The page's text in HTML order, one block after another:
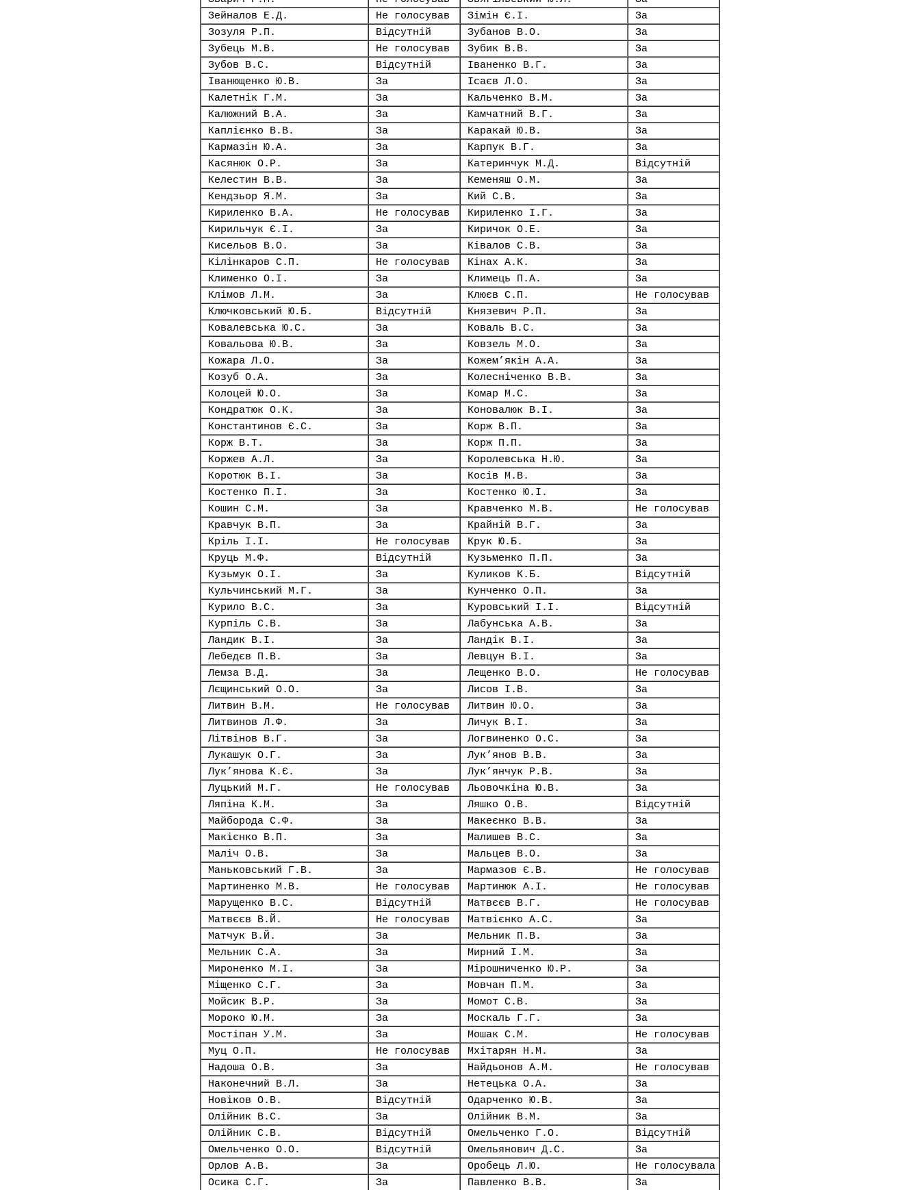
Зейналов Е.Д.
Не голосував Зімін Є.І.
За
Зозуля Р.П.
Відсутній Зубанов В.О.
За
Зубець М.В.
Не голосував Зубик В.В.
За
Зубов В.С.
Відсутній Іваненко В.Г.
За
Іванющенко Ю.В.
За Ісаєв Л.О.
За
Калетнік Г.М.
За Кальченко В.М.
За
Калюжний В.А.
За Камчатний В.Г.
За
Каплієнко В.В.
За Каракай Ю.В.
За
Кармазін Ю.А.
За Карпук В.Г.
За
Касянюк О.Р.
За Катеринчук М.Д.
Відсутній
Келестин В.В.
За Кеменяш О.М.
За
Кендзьор Я.М.
За Кий С.В.
За
Кириленко В.А.
Не голосував Кириленко І.Г.
За
Кирильчук Є.І.
За Киричок О.Е.
За
Кисельов В.О.
За Ківалов С.В.
За
Кілінкаров С.П.
Не голосував Кінах А.К.
За
Клименко О.І.
За Климець П.А.
За
Клімов Л.М.
За Клюєв С.П.
Не голосував
Ключковський Ю.Б.
Відсутній Князевич Р.П.
За
Ковалевська Ю.С.
За Коваль В.С.
За
Ковальова Ю.В.
За Ковзель М.О.
За
Кожара Л.О.
За Кожем’якін А.А.
За
Козуб О.А.
За Колесніченко В.В.
За
Колоцей Ю.О.
За Комар М.С.
За
Кондратюк О.К.
За Коновалюк В.І.
За
Константинов Є.С.
За Корж В.П.
За
Корж В.Т.
За Корж П.П.
За
Коржев А.Л.
За Королевська Н.Ю.
За
Коротюк В.І.
За Косів М.В.
За
Костенко П.І.
За Костенко Ю.І.
За
Кошин С.М.
За Кравченко М.В.
Не голосував
Кравчук В.П.
За Крайній В.Г.
За
Кріль І.І.
Не голосував Крук Ю.Б.
За
Круць М.Ф.
Відсутній Кузьменко П.П.
За
Кузьмук О.І.
За Куликов К.Б.
Відсутній
Кульчинський М.Г.
За Кунченко О.П.
За
Курило В.С.
За Куровський І.І.
Відсутній
Курпіль С.В.
За Лабунська А.В.
За
Ландик В.І.
За Ландік В.І.
За
Лебедєв П.В.
За Левцун В.І.
За
Лемза В.Д.
За Лещенко В.О.
Не голосував
Лєщинський О.О.
За Лисов І.В.
За
Литвин В.М.
Не голосував Литвин Ю.О.
За
Литвинов Л.Ф.
За Личук В.І.
За
Літвінов В.Г.
За Логвиненко О.С.
За
Лукашук О.Г.
За Лук’янов В.В.
За
Лук’янова К.Є.
За Лук’янчук Р.В.
За
Луцький М.Г.
Не голосував Льовочкіна Ю.В.
За
Ляпіна К.М.
За Ляшко О.В.
Відсутній
Майборода С.Ф.
За Макеєнко В.В.
За
Макієнко В.П.
За Малишев В.С.
За
Маліч О.В.
За Мальцев В.О.
За
Маньковський Г.В.
За Мармазов Є.В.
Не голосував
Мартиненко М.В.
Не голосував Мартинюк А.І.
Не голосував
Марущенко В.С.
Відсутній Матвєєв В.Г.
Не голосував
Матвєєв В.Й.
Не голосував Матвієнко А.С.
За
Матчук В.Й.
За Мельник П.В.
За
Мельник С.А.
За Мирний І.М.
За
Мироненко М.І.
За Мірошниченко Ю.Р.
За
Міщенко С.Г.
За Мовчан П.М.
За
Мойсик В.Р.
За Момот С.В.
За
Мороко Ю.М.
За Москаль Г.Г.
За
Мостіпан У.М.
За Мошак С.М.
Не голосував
Муц О.П.
Не голосував Мхітарян Н.М.
За
Надоша О.В.
За Найдьонов А.М.
Не голосував
Наконечний В.Л.
За Нетецька О.А.
За
Новіков О.В.
Відсутній Одарченко Ю.В.
За
Олійник В.С.
За Олійник В.М.
За
Олійник С.В.
Відсутній Омельченко Г.О.
Відсутній
Омельченко О.О.
Відсутній Омельянович Д.С.
За
Орлов А.В.
За Оробець Л.Ю.
Не голосувала
Осика С.Г.
За Павленко В.В. За